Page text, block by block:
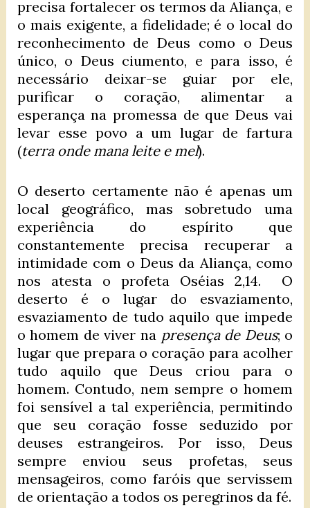
precisa fortalecer os termos da Aliança, e
o mais exigente, a fidelidade; é o local do
reconhecimento de Deus como o Deus
único, o Deus ciumento, e para isso, é
necessário deixar-se guiar por ele,
purificar o coração, alimentar a
esperança na promessa de que Deus vai
levar esse povo a um lugar de fartura
(terra onde mana leite e mel).
O deserto certamente não é apenas um
local geográfico, mas sobretudo uma
experiência do espírito que
constantemente precisa recuperar a
intimidade com o Deus da Aliança, como
nos atesta o profeta Oséias 2,14. O
deserto é o lugar do esvaziamento,
esvaziamento de tudo aquilo que impede
o homem de viver na presença de Deus; o
lugar que prepara o coração para acolher
tudo aquilo que Deus criou para o
homem. Contudo, nem sempre o homem
foi sensível a tal experiência, permitindo
que seu coração fosse seduzido por
deuses estrangeiros. Por isso, Deus
sempre enviou seus profetas, seus
mensageiros, como faróis que servissem
de orientação a todos os peregrinos da fé.